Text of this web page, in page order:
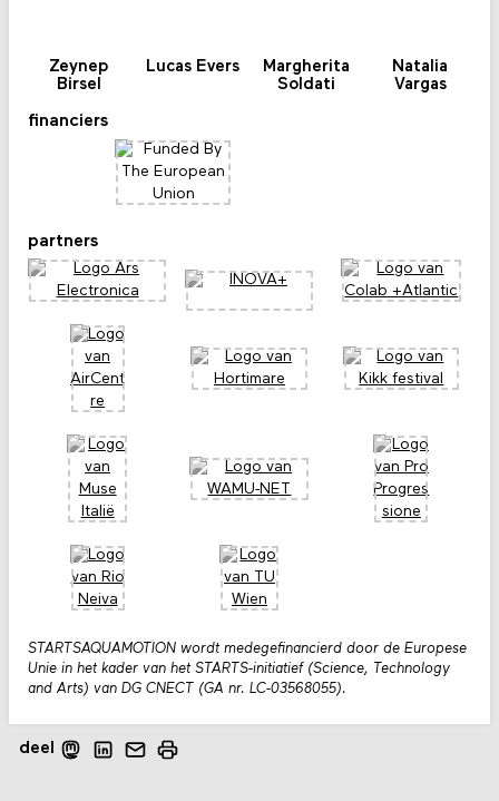
deel
Zeynep
Birsel
Lucas Evers
Margherita
Soldati
Natalia
Vargas
financiers
partners
STARTSAQUAMOTION wordt medegefinancierd door de Europese
Unie in het kader van het STARTS-initiatief (Science, Technology
and Arts) van DG CNECT (GA nr. LC-03568055).